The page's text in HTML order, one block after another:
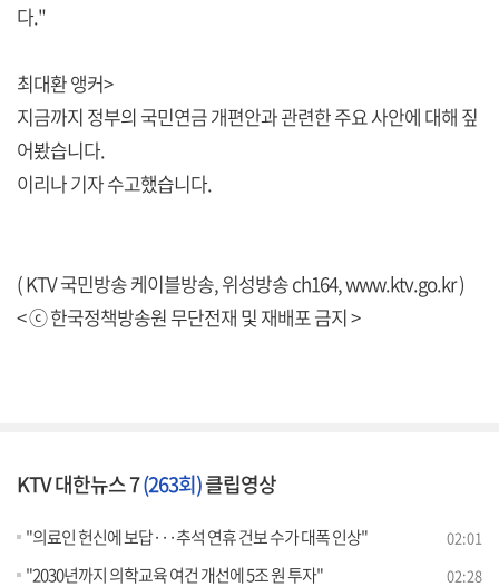
다."
최대환 앵커>
지금까지 정부의 국민연금 개편안과 관련한 주요 사안에 대해 짚
어봤습니다.
이리나 기자 수고했습니다.
( KTV 국민방송 케이블방송, 위성방송 ch164,www.ktv.go.kr)
< ⓒ 한국정책방송원 무단전재 및 재배포 금지 >
KTV 대한뉴스 7(263회)클립영상
"의료인 헌신에 보답···추석 연휴 건보 수가 대폭 인상" 02:01
"2030년까지 의학교육 여건 개선에 5조 원 투자" 02:28